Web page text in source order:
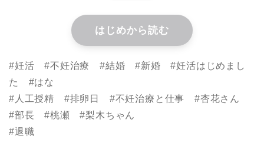
はじめから読む
#妊活 #不妊治療 #結婚 #新婚 #妊活はじめまし
た #はな
#人工授精 #排卵日 #不妊治療と仕事 #杏花さん
#部長 #桃瀬 #梨木ちゃん
#退職